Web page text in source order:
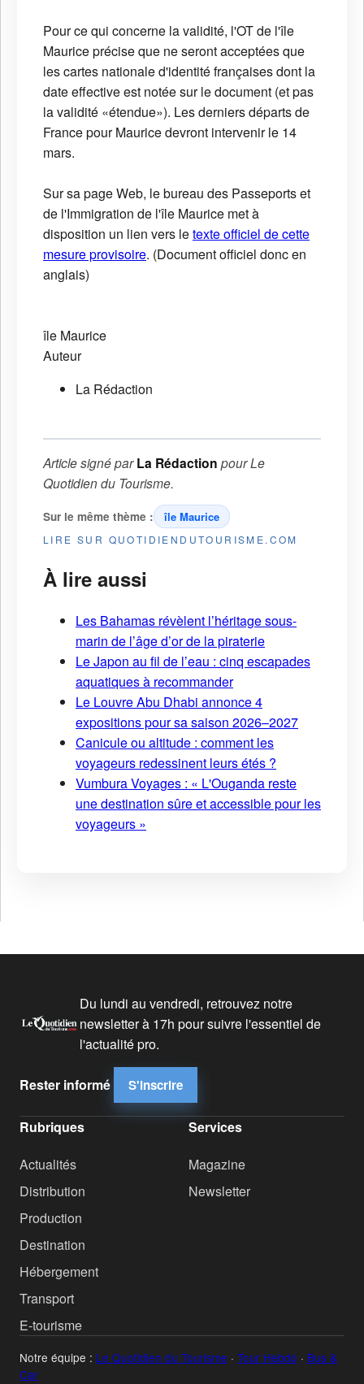
Pour ce qui concerne la validité, l'OT de l'île
Maurice précise que ne seront acceptées que
les cartes nationale d'identité françaises dont la
date effective est notée sur le document (et pas
la validité «étendue»). Les derniers départs de
France pour Maurice devront intervenir le 14
mars.
Sur sa page Web, le bureau des Passeports et
de l'Immigration de l'île Maurice met à
disposition un lien vers letexte officiel de cette
mesure provisoire. (Document officiel donc en
anglais)
île Maurice
Auteur
La Rédaction
Article signé parLa Rédaction pourLe
Quotidien du Tourisme.
Sur le même thème : île Maurice
LIRE SUR QUOTIDIENDUTOURISME.COM
À lire aussi
Les Bahamas révèlent l’héritage sous-
marin de l’âge d’or de la piraterie
Le Japon au fil de l’eau : cinq escapades
aquatiques à recommander
Le Louvre Abu Dhabi annonce 4
expositions pour sa saison 2026–2027
Canicule ou altitude : comment les
voyageurs redessinent leurs étés ?
Vumbura Voyages : « L'Ouganda reste
une destination sûre et accessible pour les
voyageurs »
Du lundi au vendredi, retrouvez notre
newsletter à 17h pour suivre l'essentiel de
l'actualité pro.
Rester informé S'inscrire
Rubriques
Actualités
Distribution
Production
Destination
Hébergement
Transport
E-tourisme
Services
Magazine
Newsletter
Notre équipe : Le Quotidien du Tourisme · Tour Hebdo · Bus &
Car